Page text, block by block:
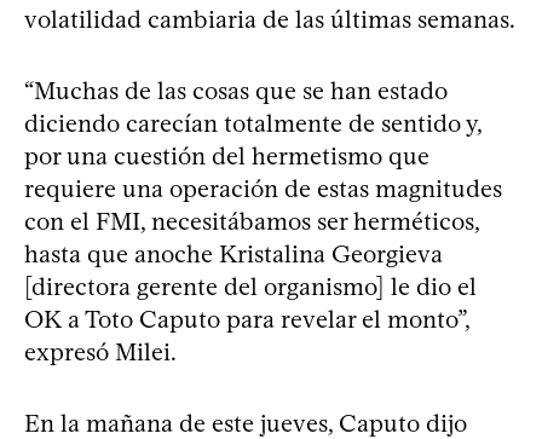
volatilidad cambiaria de las últimas semanas.
“Muchas de las cosas que se han estado
diciendo carecían totalmente de sentido y,
por una cuestión del hermetismo que
requiere una operación de estas magnitudes
con el FMI, necesitábamos ser herméticos,
hasta que anoche Kristalina Georgieva
[directora gerente del organismo] le dio el
OK a Toto Caputo para revelar el monto”,
expresó Milei.
En la mañana de este jueves, Caputo dijo